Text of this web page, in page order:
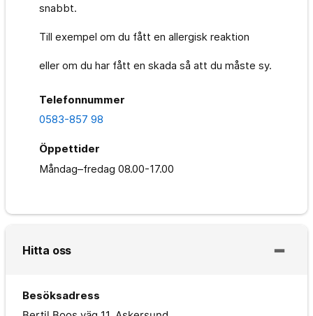
snabbt.
Till exempel om du fått en allergisk reaktion
eller om du har fått en skada så att du måste sy.
Telefonnummer
0583-857 98
Öppettider
Måndag–fredag 08.00-17.00
Hitta oss
Besöksadress